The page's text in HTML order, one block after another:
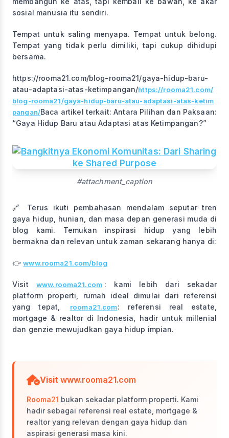
sosial manusia itu sendiri.
Tempat untuk saling menyapa. Tempat untuk belong.
Tempat yang tidak perlu dimiliki, tapi cukup dihidupi
bersama.
https://rooma21.com/blog-rooma21/gaya-hidup-baru-
atau-adaptasi-atas-ketimpangan/https://rooma21.com/
blog-rooma21/gaya-hidup-baru-atau-adaptasi-atas-ketim
pangan/Baca artikel terkait: Antara Pilihan dan Paksaan:
“Gaya Hidup Baru atau Adaptasi atas Ketimpangan?”
#attachment_caption
🔗 Terus ikuti pembahasan mendalam seputar tren
gaya hidup, hunian, dan masa depan generasi muda di
blog kami. Temukan inspirasi hidup yang lebih
bermakna dan relevan untuk zaman sekarang hanya di:
👉www.rooma21.com/blog
Visit www.rooma21.com : kami lebih dari sekadar
platform properti, rumah ideal dimulai dari referensi
yang tepat,
rooma21.com: referensi real estate,
mortgage & realtor di Indonesia, hadir untuk millenial
dan genzie mewujudkan gaya hidup impian.
Visit www.rooma21.com
Rooma21 bukan sekadar platform properti. Kami
hadir sebagai referensi real estate, mortgage &
realtor yang relevan dengan gaya hidup dan
aspirasi generasi masa kini.